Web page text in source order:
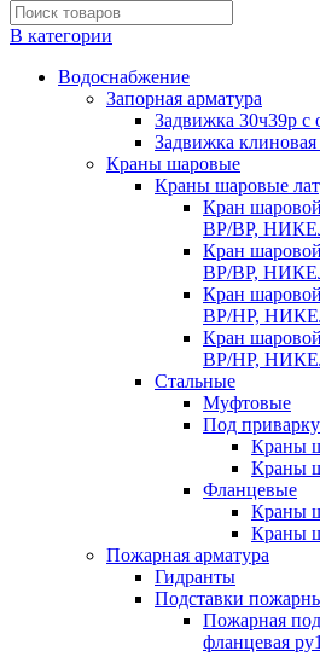
В категории
Водоснабжение
Запорная арматура
Задвижка 30ч39р
Задвижка
Краны шаровые
Краны шаровые
Кран
ВР/ВР,
Кран
ВР/ВР,
Кран
ВР/НР,
Кран
ВР/НР,
Стальные
Муфтовые
Под приварку
Краны
Краны
Фланцевые
Краны
Краны
Пожарная арматура
Гидранты
Подставки
Пожарная
фланцевая